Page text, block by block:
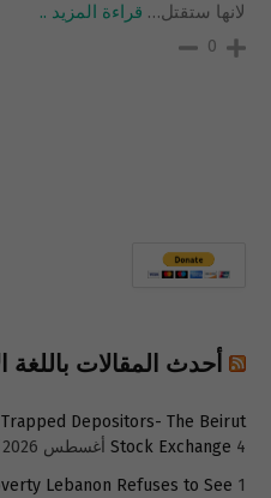
لانها ستقتل… قراءة المزيد ..
0
أحدث المقالات باللغة
Depositors- The Beirut
Stock Exchange 4 أغسطس 2026
Lebanon Refuses to See 1 أغسطس 2026